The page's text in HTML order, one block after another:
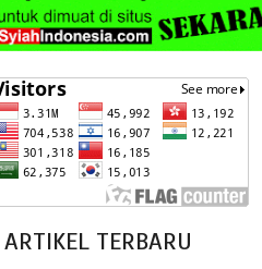
Keliru
ARTIKEL TERBARU